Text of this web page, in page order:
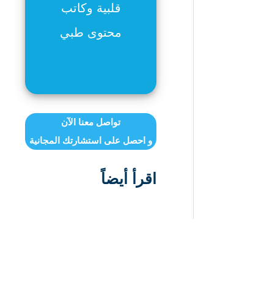
قلبية وكاتب
محتوى طبي
تواصل معنا الآن
و احصل على استشارتك المجانية
اقرأ أيضاً